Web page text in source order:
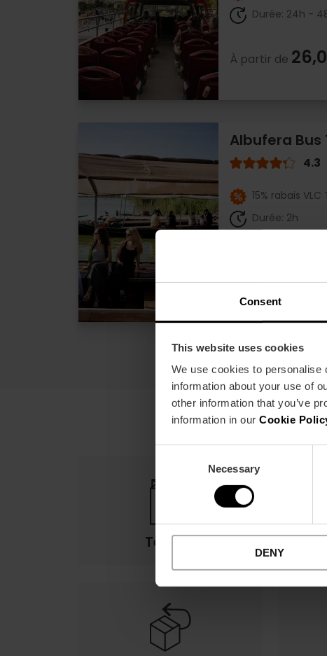
Consent
This website uses cookies
We use cookies to personalise
information about your use of
other information that you’ve
information in our Cookie
Necessary
DENY
Durée: 24h -
À partir de
Albufera
4.3
15% rabais
Durée: 2h
Termes